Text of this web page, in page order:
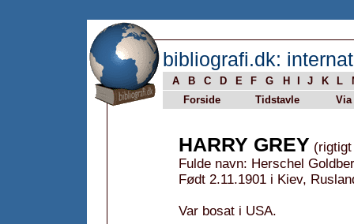
bibliografi.dk:
A B C D E F G H J K L
Forside
Tidstavle Via
HARRY GREY
Fulde navn: Herschel
Født 2.11.1901 i Kiev,
Var bosat i USA.